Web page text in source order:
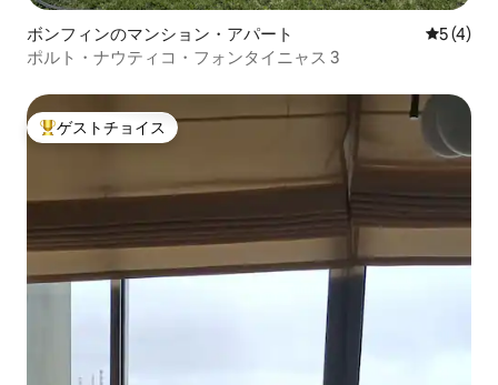
ボンフィンのマンション・アパート レビュー
5 (4)
ポルト・ナウティコ・フォンタイニャス 3
大好評のゲストチョイスです。
ゲストチョイス